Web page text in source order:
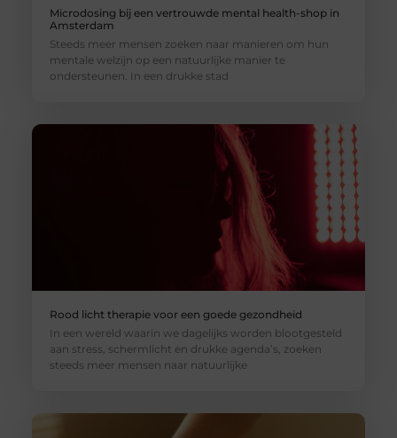
Microdosing bij een vertrouwde mental health-shop in
Amsterdam
Steeds meer mensen zoeken naar manieren om hun
mentale welzijn op een natuurlijke manier te
ondersteunen. In een drukke stad
Rood licht therapie voor een goede gezondheid
In een wereld waarin we dagelijks worden blootgesteld
aan stress, schermlicht en drukke agenda’s, zoeken
steeds meer mensen naar natuurlijke